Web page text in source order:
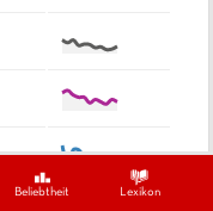
Beliebtheit Lexikon